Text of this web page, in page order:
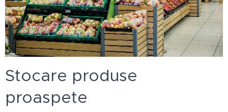
Stocare produse
proaspete